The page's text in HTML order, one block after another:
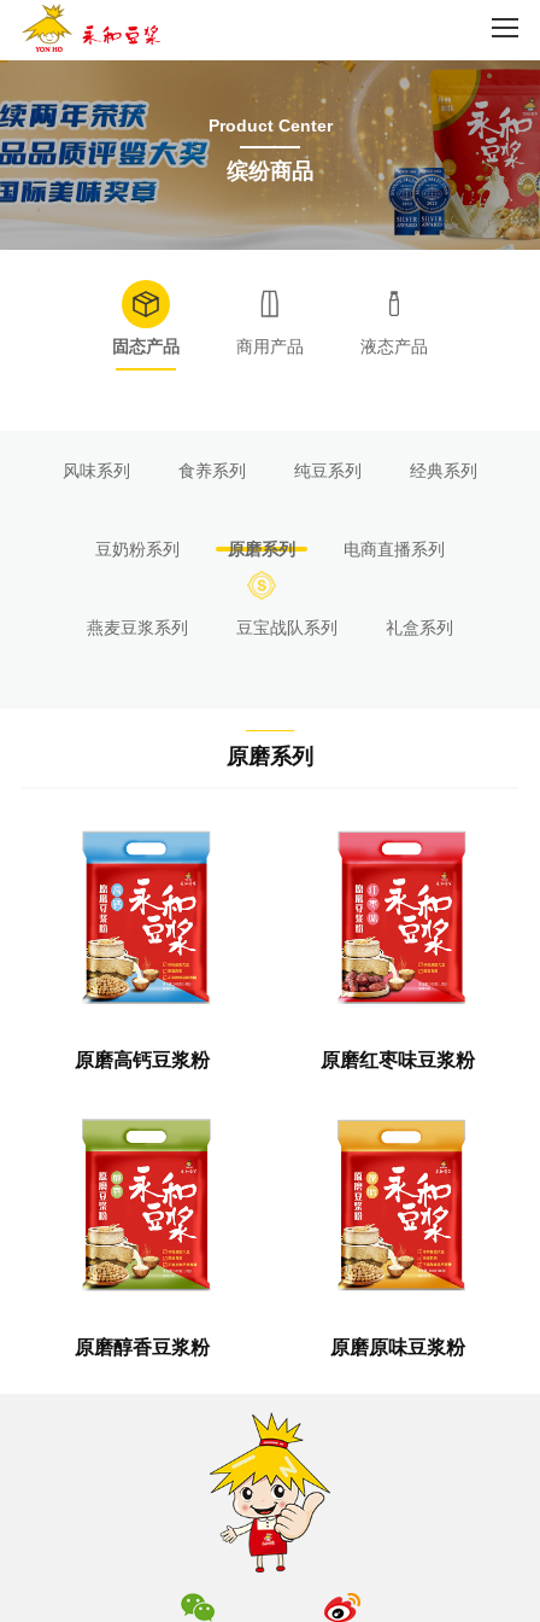
Product Center
缤纷商品
固态产品 商用产品 液态产品
风味系列 食养系列 纯豆系列 经典系列
豆奶粉系列 原磨系列 电商直播系列
燕麦豆浆系列 豆宝战队系列 礼盒系列
原磨系列
原磨高钙豆浆粉 原磨红枣味豆浆粉
原磨醇香豆浆粉 原磨原味豆浆粉